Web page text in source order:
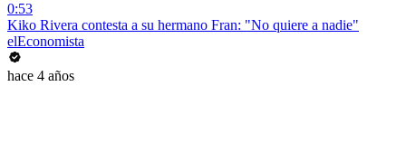
0:53
Kiko Rivera contesta a su hermano Fran: "No quiere a nadie"
elEconomista
hace 4 años